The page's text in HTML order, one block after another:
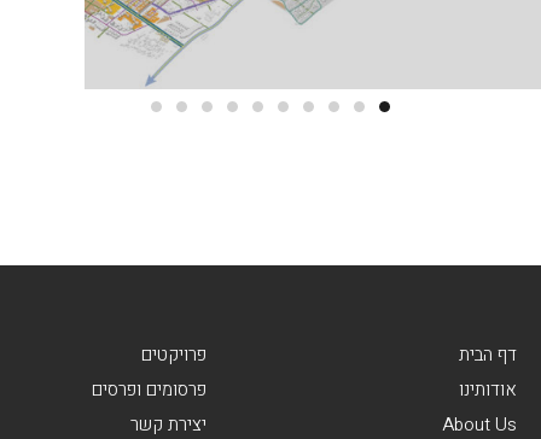
דף הבית
אודותינו
About Us
פרויקטים
פרסומים ופרסים
יצירת קשר